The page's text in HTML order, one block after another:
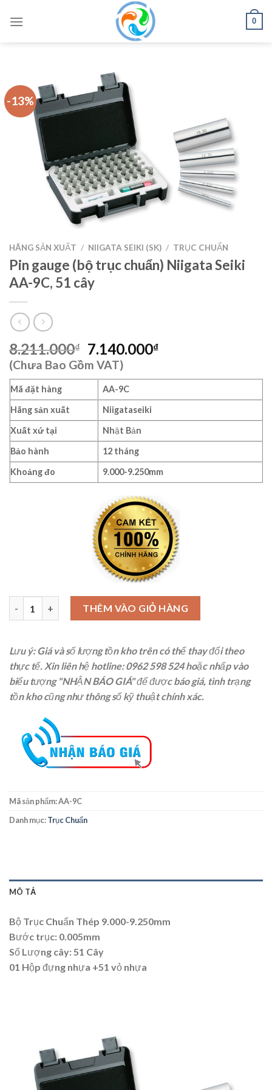
0
-13%
HÃNG SẢN XUẤT / NIIGATA SEIKI (SK) / TRỤC CHUẨN
Pin gauge (bộ trục chuẩn) Niigata Seiki
AA-9C, 51 cây
8.211.000₫ Giá
gốc
là:
8.211.000₫.
7.140.000₫Giá
tại
(Chưa Bao Gồm VAT)
Mã đặt hàng
AA-9C
Hãng sản xuất
Niigataseiki
Xuất xứ tại
Nhật Bản
Bảo hành
12 tháng
Khoảng đo
9.000-9.250mm
Pin gauge (bộ trục chuẩn) Niigata Seiki AA-9C, 51 cây số lượng
THÊM VÀO GIỎ HÀNG
Lưu ý: Giá và số lượng tồn kho trên có thể thay đổi theo
thực tế. Xin liên hệ hotline: 0962 598 524hoặc nhấp vào
biểu tượng "NHẬN BÁO GIÁ" để được báo giá, tình trạng
tồn kho cũng như thông số kỹ thuật chính xác.
Mã sản phẩm:AA-9C
Danh mục:Trục Chuẩn
MÔ TẢ
Bộ Trục Chuẩn Thép 9.000-9.250mm
Bước trục: 0.005mm
Số Lượng cây: 51 Cây
01 Hộp đựng nhựa +51 vỏ nhựa